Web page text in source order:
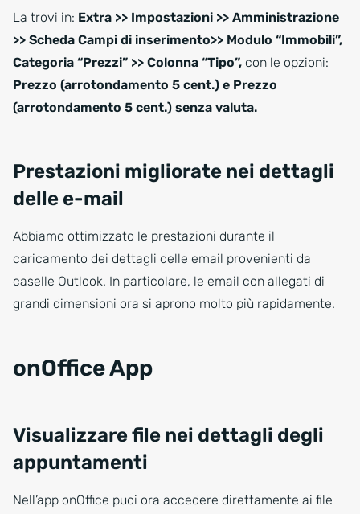
La trovi in: Extra >> Impostazioni >> Amministrazione
>> Scheda Campi di inserimento>> Modulo “Immobili”,
Categoria “Prezzi” >> Colonna “Tipo”, con le opzioni:
Prezzo (arrotondamento 5 cent.) e Prezzo
(arrotondamento 5 cent.) senza valuta.
Prestazioni migliorate nei dettagli
delle e-mail
Abbiamo ottimizzato le prestazioni durante il
caricamento dei dettagli delle email provenienti da
caselle Outlook. In particolare, le email con allegati di
grandi dimensioni ora si aprono molto più rapidamente.
onOffice App
Visualizzare file nei dettagli degli
appuntamenti
Nell’app onOffice puoi ora accedere direttamente ai file